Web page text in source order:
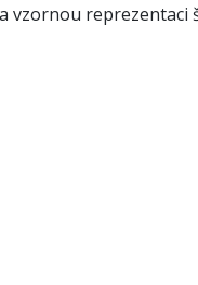
vzornou